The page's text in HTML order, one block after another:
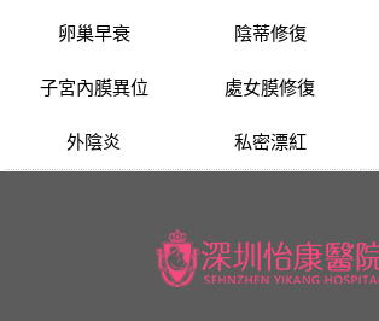
卵巢早衰
子宮內膜異位
外陰炎
陰蒂修復
處女膜修復
私密漂紅